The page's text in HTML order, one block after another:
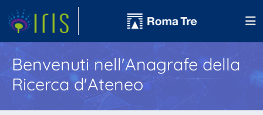
Benvenuti nell'Anagrafe della
Ricerca d'Ateneo